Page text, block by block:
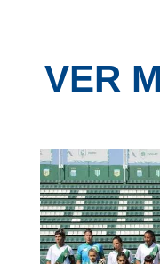
VER